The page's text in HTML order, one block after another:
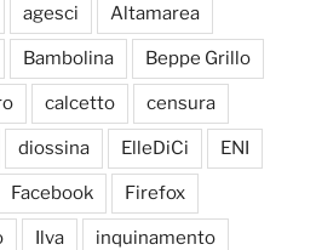
agesci Altamarea
Bambolina Beppe Grillo
calcetto censura
diossina ElleDiCi ENI
Facebook Firefox
Ilva inquinamento